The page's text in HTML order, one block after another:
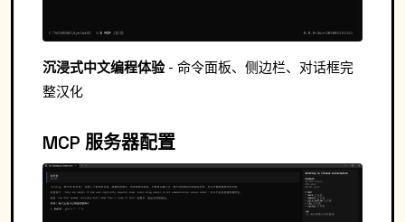
沉浸式中文编程体验- 命令面板、侧边栏、对话框完
整汉化
MCP 服务器配置